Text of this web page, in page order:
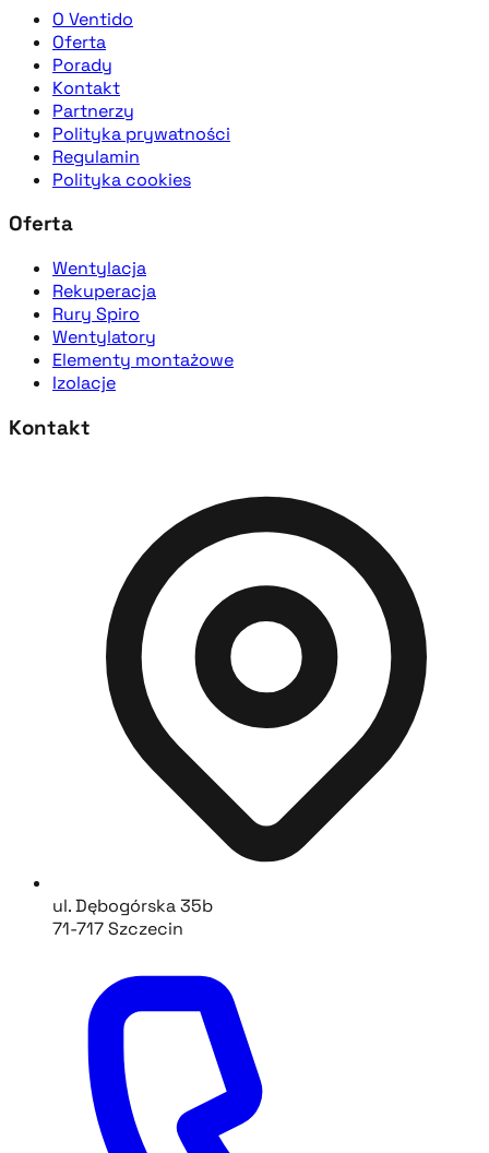
O Ventido
Oferta
Porady
Kontakt
Partnerzy
Polityka prywatności
Regulamin
Polityka cookies
Oferta
Wentylacja
Rekuperacja
Rury Spiro
Wentylatory
Elementy montażowe
Izolacje
Kontakt
ul. Dębogórska 35b
71-717 Szczecin